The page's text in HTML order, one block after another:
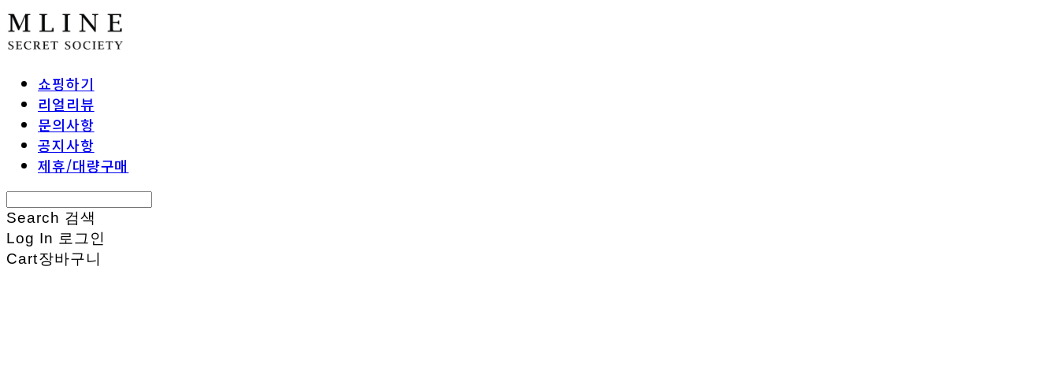
쇼핑하기
리얼리뷰
문의사항
공지사항
제휴/대량구매
Search 검색
Log In 로그인
Cart장바구니